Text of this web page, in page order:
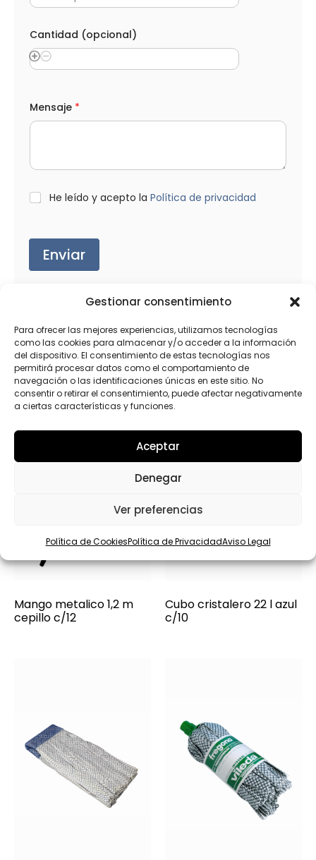
Gestionar consentimiento
Para ofrecer las mejores experiencias, utilizamos tecnologías
como las cookies para almacenar y/o acceder a la información
del dispositivo. El consentimiento de estas tecnologías nos
permitirá procesar datos como el comportamiento de
navegación o las identificaciones únicas en este sitio. No
consentir o retirar el consentimiento, puede afectar negativamente
a ciertas características y funciones.
Aceptar
Denegar
Ver preferencias
Política de CookiesPolítica de PrivacidadAviso Legal
Cantidad (opcional)
o
p
n
l
)
n
p
c
i
o
n
a
l
Mensaje *
L
*
He leído y acepto la Política de privacidad
Enviar
Productos relacionados
Mango metalico 1,2 m
cepillo c/12
Cubo cristalero 22 l azul
c/10